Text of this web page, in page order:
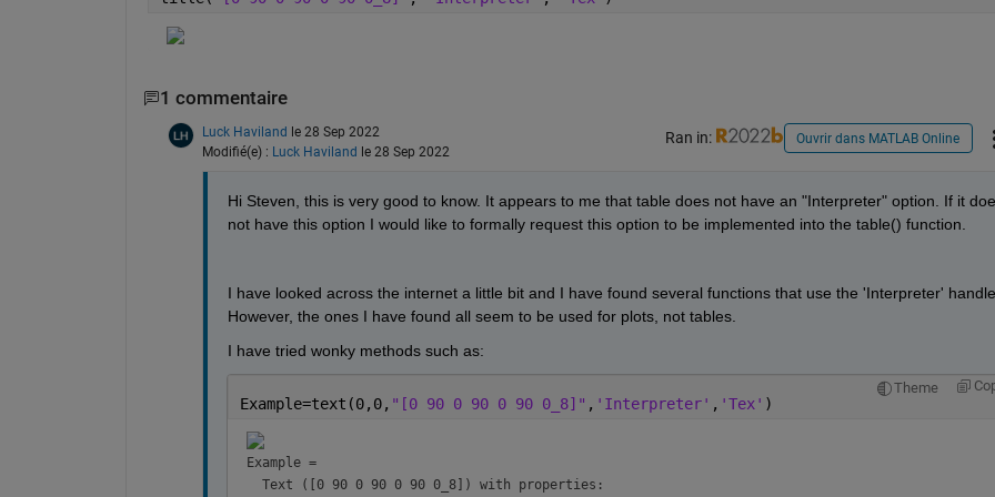
1 commentaire
Luck Haviland le 28 Sep 2022
Modifié(e) : Luck Haviland le 28 Sep 2022
Ran in: Ouvrir dans MATLAB Online
Hi Steven, this is very good to know. It appears to me that table does not have an "Interpreter" option. If it
not have this option I would like to formally request this option to be implemented into the table() function.
I have looked across the internet a little bit and I have found several functions that use the 'Interpreter' handle.
However, the ones I have found all seem to be used for plots, not tables.
I have tried wonky methods such as:
Theme
Example=text(0,0, "[0 90 0 90 0 90 0_8]" , 'Interpreter' , 'Tex' )
Example =
Text ([0 90 0 90 0 90 0_8]) with properties: